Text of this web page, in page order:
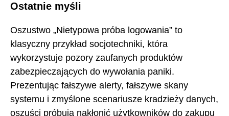
Ostatnie myśli
Oszustwo „Nietypowa próba logowania” to
klasyczny przykład socjotechniki, która
wykorzystuje pozory zaufanych produktów
zabezpieczających do wywołania paniki.
Prezentując fałszywe alerty, fałszywe skany
systemu i zmyślone scenariusze kradzieży danych,
oszuści próbują nakłonić użytkowników do zakupu